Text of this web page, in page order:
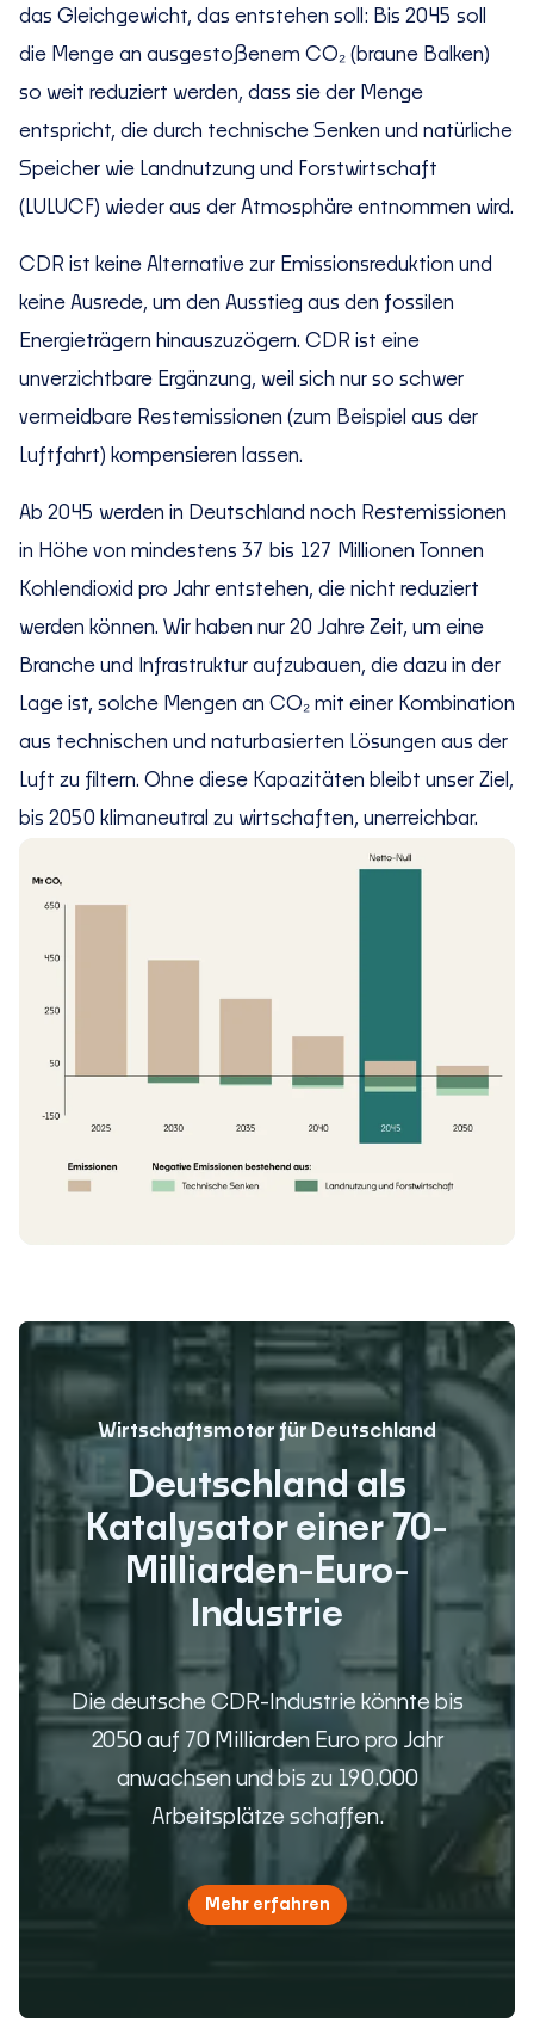
das Gleichgewicht, das entstehen soll: Bis 2045 soll
die Menge an ausgestoßenem CO₂ (braune Balken)
so weit reduziert werden, dass sie der Menge
entspricht, die durch technische Senken und natürliche
Speicher wie Landnutzung und Forstwirtschaft
(LULUCF) wieder aus der Atmosphäre entnommen wird.
CDR ist keine Alternative zur Emissionsreduktion und
keine Ausrede, um den Ausstieg aus den fossilen
Energieträgern hinauszuzögern. CDR ist eine
unverzichtbare Ergänzung, weil sich nur so schwer
vermeidbare Restemissionen (zum Beispiel aus der
Luftfahrt) kompensieren lassen.
Ab 2045 werden in Deutschland noch Restemissionen
in Höhe von mindestens 37 bis 127 Millionen Tonnen
Kohlendioxid pro Jahr entstehen, die nicht reduziert
werden können. Wir haben nur 20 Jahre Zeit, um eine
Branche und Infrastruktur aufzubauen, die dazu in der
Lage ist, solche Mengen an CO₂ mit einer Kombination
aus technischen und naturbasierten Lösungen aus der
Luft zu filtern. Ohne diese Kapazitäten bleibt unser Ziel,
bis 2050 klimaneutral zu wirtschaften, unerreichbar.
Wirtschaftsmotor für Deutschland
Deutschland als
Katalysator einer 70-
Milliarden-Euro-
Industrie
Die deutsche CDR-Industrie könnte bis
2050 auf 70 Milliarden Euro pro Jahr
anwachsen und bis zu 190.000
Arbeitsplätze schaffen.
Mehr erfahren